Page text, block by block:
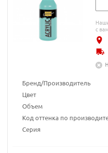
Бренд/Производитель
Цвет
Объем
Код оттенка по
Серия
с